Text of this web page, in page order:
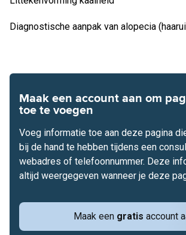
Diagnostische aanpak van alopecia
Maak een account aan om
toe te voegen
Maak een gratis account
Voeg informatie toe aan deze pagina
bij de hand te hebben tijdens een
webadres of telefoonnummer. Deze
altijd weergegeven wanneer je deze